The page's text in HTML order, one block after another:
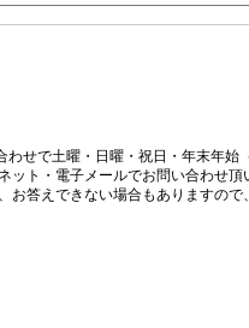
わせで土曜・日曜・祝日・年末年
ット・電子メールでお問い合わせ
お答えできない場合もありますの